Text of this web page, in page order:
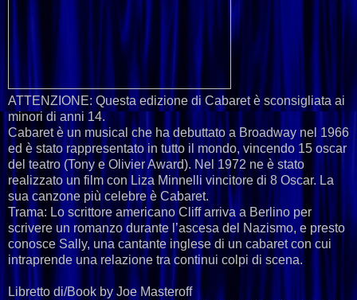
ATTENZIONE: Questa edizione di Cabaret è sconsigliata ai
minori di anni 14.
Cabaret è un musical che ha debuttato a Broadway nel 1966
ed è stato rappresentato in tutto il mondo, vincendo 15 oscar
del teatro (Tony e Olivier Award). Nel 1972 ne è stato
realizzato un film con Liza Minnelli vincitore di 8 Oscar. La
sua canzone più celebre è Cabaret.
Trama: Lo scrittore americano Cliff arriva a Berlino per
scrivere un romanzo durante l’ascesa del Nazismo, e presto
conosce Sally, una cantante inglese di un cabaret con cui
intraprende una relazione tra continui colpi di scena.
Libretto di/Book by Joe Masteroff